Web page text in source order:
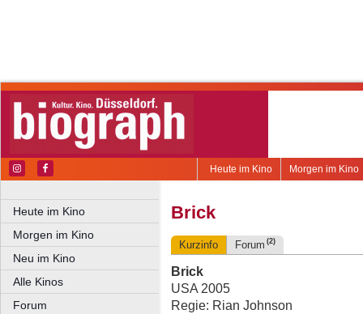
Morgen im Kino
Heute im Kino
Heute im Kino
Morgen im Kino
Neu im Kino
Alle Kinos
Forum
Brick
Kurzinfo Forum (2)
Brick
USA 2005
Regie: Rian Johnson